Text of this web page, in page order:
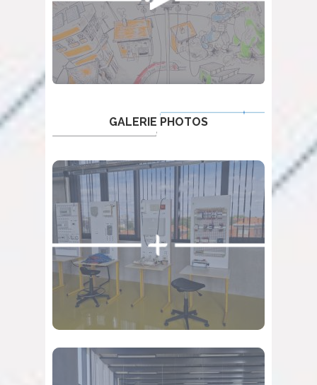
GALERIE PHOTOS